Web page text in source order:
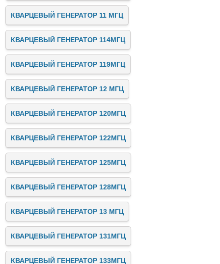
КВАРЦЕВЫЙ ГЕНЕРАТОР 11 МГЦ
КВАРЦЕВЫЙ ГЕНЕРАТОР 114МГЦ
КВАРЦЕВЫЙ ГЕНЕРАТОР 119МГЦ
КВАРЦЕВЫЙ ГЕНЕРАТОР 12 МГЦ
КВАРЦЕВЫЙ ГЕНЕРАТОР 120МГЦ
КВАРЦЕВЫЙ ГЕНЕРАТОР 122МГЦ
КВАРЦЕВЫЙ ГЕНЕРАТОР 125МГЦ
КВАРЦЕВЫЙ ГЕНЕРАТОР 128МГЦ
КВАРЦЕВЫЙ ГЕНЕРАТОР 13 МГЦ
КВАРЦЕВЫЙ ГЕНЕРАТОР 131МГЦ
КВАРЦЕВЫЙ ГЕНЕРАТОР 133МГЦ